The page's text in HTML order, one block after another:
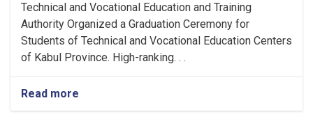
Technical and Vocational Education and Training
Authority Organized a Graduation Ceremony for
Students of Technical and Vocational Education Centers
of Kabul Province. High-ranking. . .
Read more
Technical